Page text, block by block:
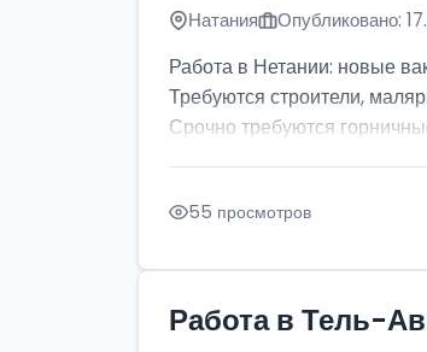
Натания Опубликовано:
Работа в Нетании: новые
Требуются строители,
Срочно требуются
55 просмотров
Работа в Тель-